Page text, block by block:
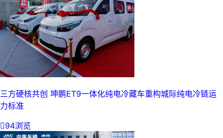
三方硬核共创 坤鹏ET9一体化纯电冷藏车重构城际纯电冷链运
力标准
94浏览